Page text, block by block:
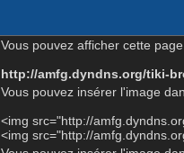
Vous pouvez afficher cette
http://amfg.dyndns.org/tiki-
Vous pouvez insérer l'image
<img src="http://
<img src="http://